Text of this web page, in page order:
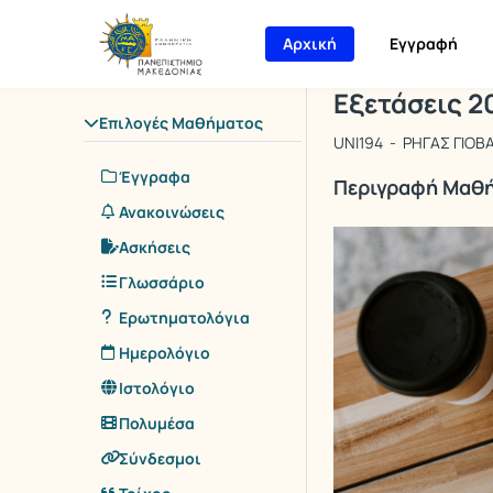
Αρχική Εγγραφή
Επιλογές Μαθήματος
Έγγραφα
Ανακοινώσεις
Ασκήσεις
Γλωσσάριο
Ερωτηματολόγια
Ημερολόγιο
Ιστολόγιο
Πολυμέσα
Σύνδεσμοι
Αρχική Σελίδα
Μάθημα :
Κωδικός :
Εξετάσεις
UNI194 - ΡΗΓΑΣ
Περιγραφή